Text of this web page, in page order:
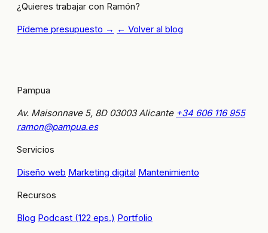
¿Quieres trabajar con Ramón?
Pídeme presupuesto → ← Volver al blog
Pampua
Av. Maisonnave 5, 8D 03003 Alicante +34 606 116 955
ramon@pampua.es
Servicios
Diseño web Marketing digital Mantenimiento
Recursos
Blog Podcast (122 eps.) Portfolio